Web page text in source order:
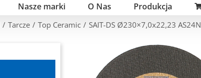
Nasze marki O Nas Produkcja
/ Tarcze / Top Ceramic / SAIT-DS Ø230×7,0x22,23 AS24N